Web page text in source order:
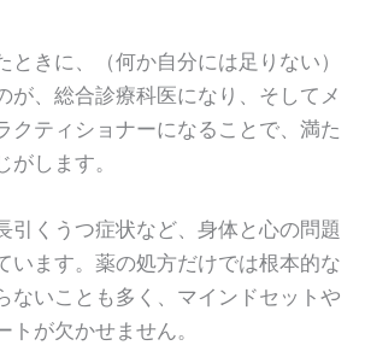
ときに、（何か自分には足りない）
が、総合診療科医になり、そしてメ
クティショナーになることで、満た
がします。
引くうつ症状など、身体と心の問題
います。薬の処方だけでは根本的な
ないことも多く、マインドセットや
トが欠かせません。